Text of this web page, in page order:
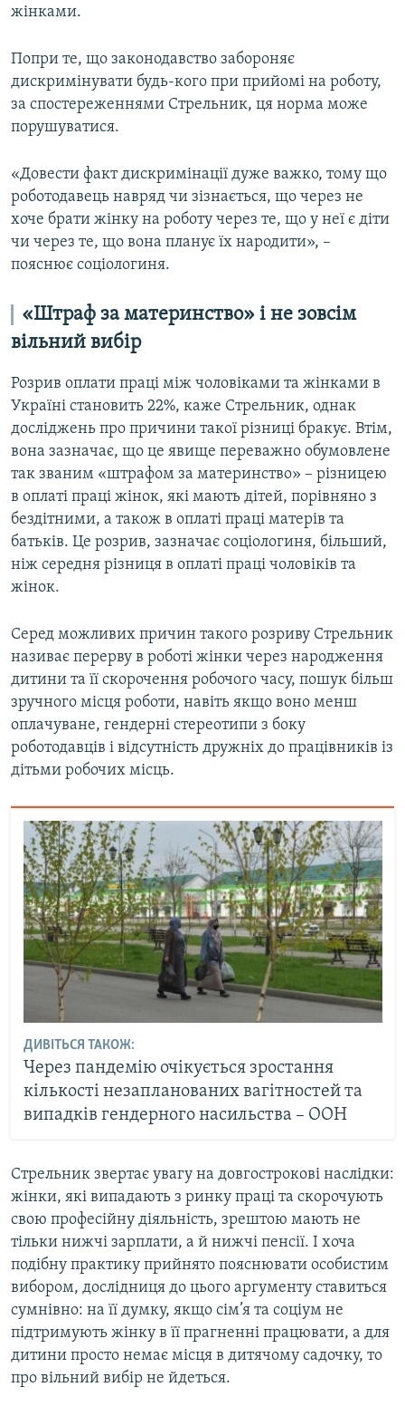
жінками.
Попри те, що законодавство забороняє
дискримінувати будь-кого при прийомі на роботу,
за спостереженнями Стрельник, ця норма може
порушуватися.
«Довести факт дискримінації дуже важко, тому що
роботодавець навряд чи зізнається, що через не
хоче брати жінку на роботу через те, що у неї є діти
чи через те, що вона планує їх народити», –
пояснює соціологиня.
«Штраф за материнство» і не зовсім
вільний вибір
Розрив оплати праці між чоловіками та жінками в
Україні становить 22%, каже Стрельник, однак
досліджень про причини такої різниці бракує. Втім,
вона зазначає, що це явище переважно обумовлене
так званим «штрафом за материнство» – різницею
в оплаті праці жінок, які мають дітей, порівняно з
бездітними, а також в оплаті праці матерів та
батьків. Це розрив, зазначає соціологиня, більший,
ніж середня різниця в оплаті праці чоловіків та
жінок.
Серед можливих причин такого розриву Стрельник
називає перерву в роботі жінки через народження
дитини та її скорочення робочого часу, пошук більш
зручного місця роботи, навіть якщо воно менш
оплачуване, гендерні стереотипи з боку
роботодавців і відсутність дружніх до працівників із
дітьми робочих місць.
ДИВІТЬСЯ ТАКОЖ:
Через пандемію очікується зростання
кількості незапланованих вагітностей та
випадків гендерного насильства – ООН
Стрельник звертає увагу на довгострокові наслідки:
жінки, які випадають з ринку праці та скорочують
свою професійну діяльність, зрештою мають не
тільки нижчі зарплати, а й нижчі пенсії. І хоча
подібну практику прийнято пояснювати особистим
вибором, дослідниця до цього аргументу ставиться
сумнівно: на її думку, якщо сім’я та соціум не
підтримують жінку в її прагненні працювати, а для
дитини просто немає місця в дитячому садочку, то
про вільний вибір не йдеться.